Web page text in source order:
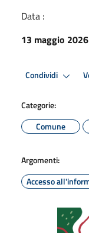
Data :
13 maggio 2026
Condividi
Categorie:
Comune
Argomenti:
Accesso